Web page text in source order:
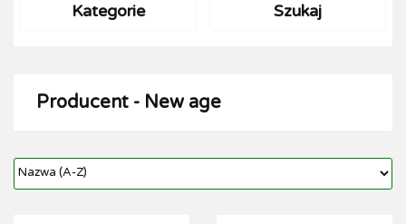
Kategorie Szukaj
Producent - New age